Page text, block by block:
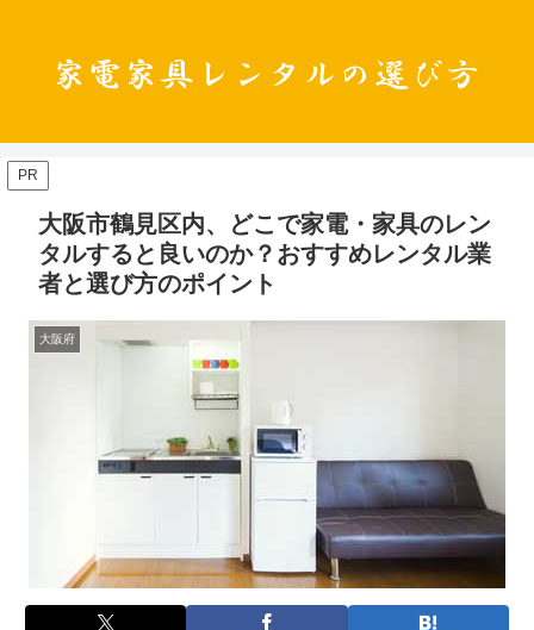
PR
大阪市鶴見区内、どこで家電・家具のレン
タルすると良いのか？おすすめレンタル業
者と選び方のポイント
大阪府